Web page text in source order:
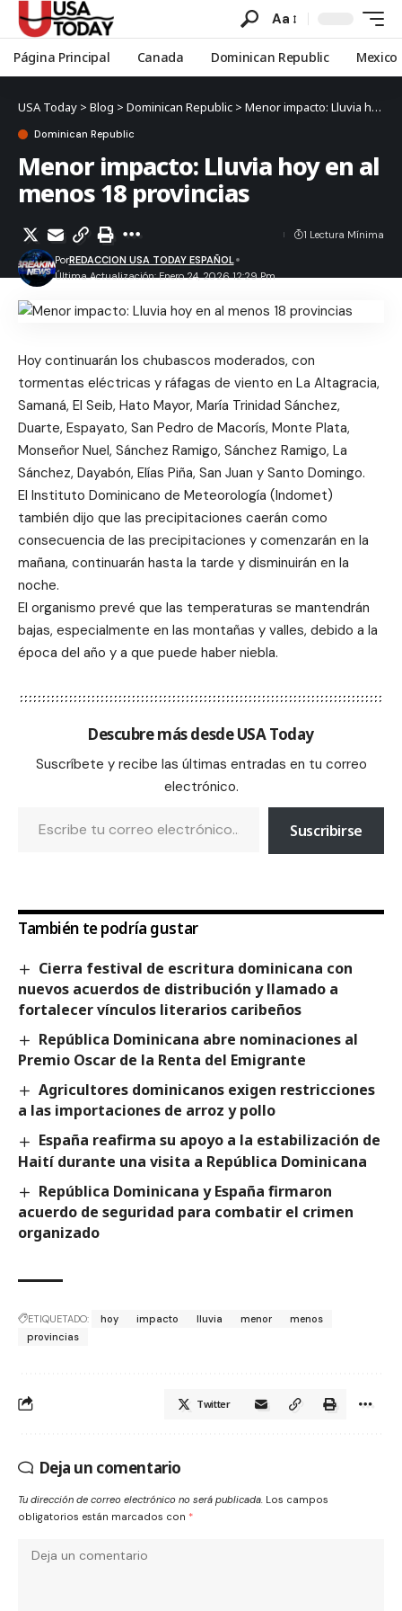
Aa
Página Principal Canada Dominican Republic Mexico
USA Today > Blog > Dominican Republic > Menor impacto: Lluvia hoy en al menos 18 provincias
Dominican Republic
Menor impacto: Lluvia hoy en al
menos 18 provincias
Última Actualización: Enero 24, 2026 12:29 Pm
PorREDACCION USA TODAY ESPAÑOL
1 Lectura Mínima
Hoy continuarán los chubascos moderados, con
tormentas eléctricas y ráfagas de viento en La Altagracia,
Samaná, El Seib, Hato Mayor, María Trinidad Sánchez,
Duarte, Espayato, San Pedro de Macorís, Monte Plata,
Monseñor Nuel, Sánchez Ramigo, Sánchez Ramigo, La
Sánchez, Dayabón, Elías Piña, San Juan y Santo Domingo.
El Instituto Dominicano de Meteorología (Indomet)
también dijo que las precipitaciones caerán como
consecuencia de las precipitaciones y comenzarán en la
mañana, continuarán hasta la tarde y disminuirán en la
noche.
El organismo prevé que las temperaturas se mantendrán
bajas, especialmente en las montañas y valles, debido a la
época del año y a que puede haber niebla.
Descubre más desde USA Today
Suscríbete y recibe las últimas entradas en tu correo
electrónico.
Suscribirse
También te podría gustar
Cierra festival de escritura dominicana con
nuevos acuerdos de distribución y llamado a
fortalecer vínculos literarios caribeños
República Dominicana abre nominaciones al
Premio Oscar de la Renta del Emigrante
Agricultores dominicanos exigen restricciones
a las importaciones de arroz y pollo
España reafirma su apoyo a la estabilización de
Haití durante una visita a República Dominicana
República Dominicana y España firmaron
acuerdo de seguridad para combatir el crimen
organizado
ETIQUETADO: hoy impacto lluvia menor
menos
provincias
Twitter
Deja un comentario
Tu dirección de correo electrónico no será publicada. Los campos
obligatorios están marcados con *